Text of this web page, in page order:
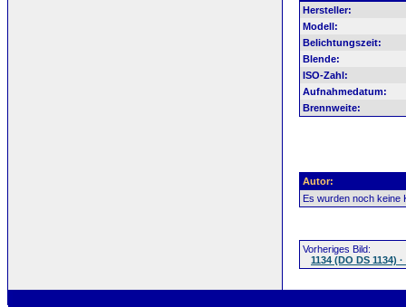
Hersteller:
Modell:
Belichtungszeit:
Blende:
ISO-Zahl:
Aufnahmedatum:
Brennweite:
Autor:
Es wurden noch keine
Vorheriges Bild:
1134 (DO DS 1134)